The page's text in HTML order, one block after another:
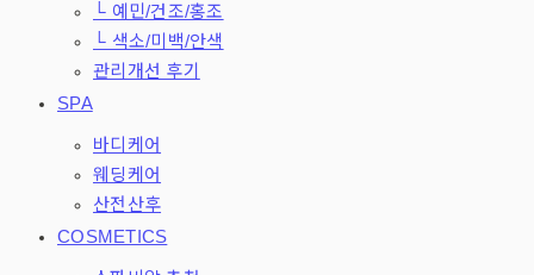
└ 예민/건조/홍조
└ 색소/미백/안색
관리개선 후기
SPA
바디케어
웨딩케어
산전산후
COSMETICS